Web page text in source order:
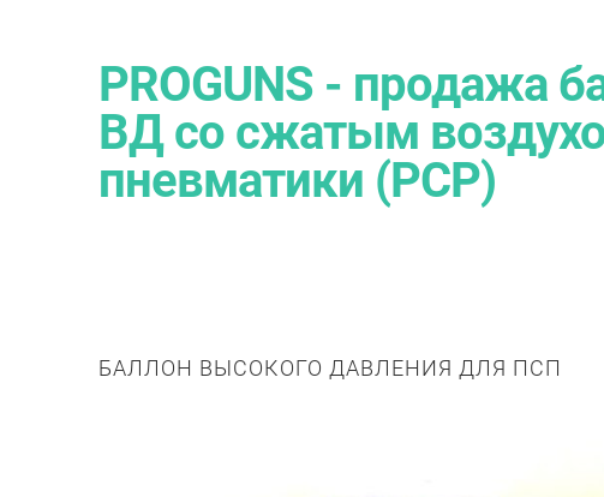
PROGUNS - продажа
ВД со сжатым
пневматики (PCP)
БАЛЛОН ВЫСОКОГО ДАВЛЕНИЯ ДЛЯ ПСП